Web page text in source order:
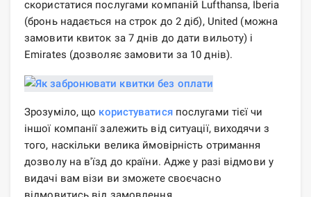
скористатися послугами компаній Lufthansa, Iberia
(бронь надається на строк до 2 діб), United (можна
замовити квиток за 7 днів до дати вильоту) і
Emirates (дозволяє замовити за 10 днів).
Зрозуміло, що користуватисяпослугами тієї чи
іншої компанії залежить від ситуації, виходячи з
того, наскільки велика ймовірність отримання
дозволу на в'їзд до країни. Адже у разі відмови у
видачі вам візи ви зможете своєчасно